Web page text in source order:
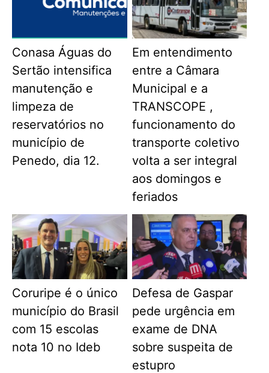
Conasa Águas do
Sertão intensifica
manutenção e
limpeza de
reservatórios no
município de
Penedo, dia 12.
Em entendimento
entre a Câmara
Municipal e a
TRANSCOPE ,
funcionamento do
transporte coletivo
volta a ser integral
aos domingos e
feriados
Coruripe é o único
município do Brasil
com 15 escolas
nota 10 no Ideb
Defesa de Gaspar
pede urgência em
exame de DNA
sobre suspeita de
estupro